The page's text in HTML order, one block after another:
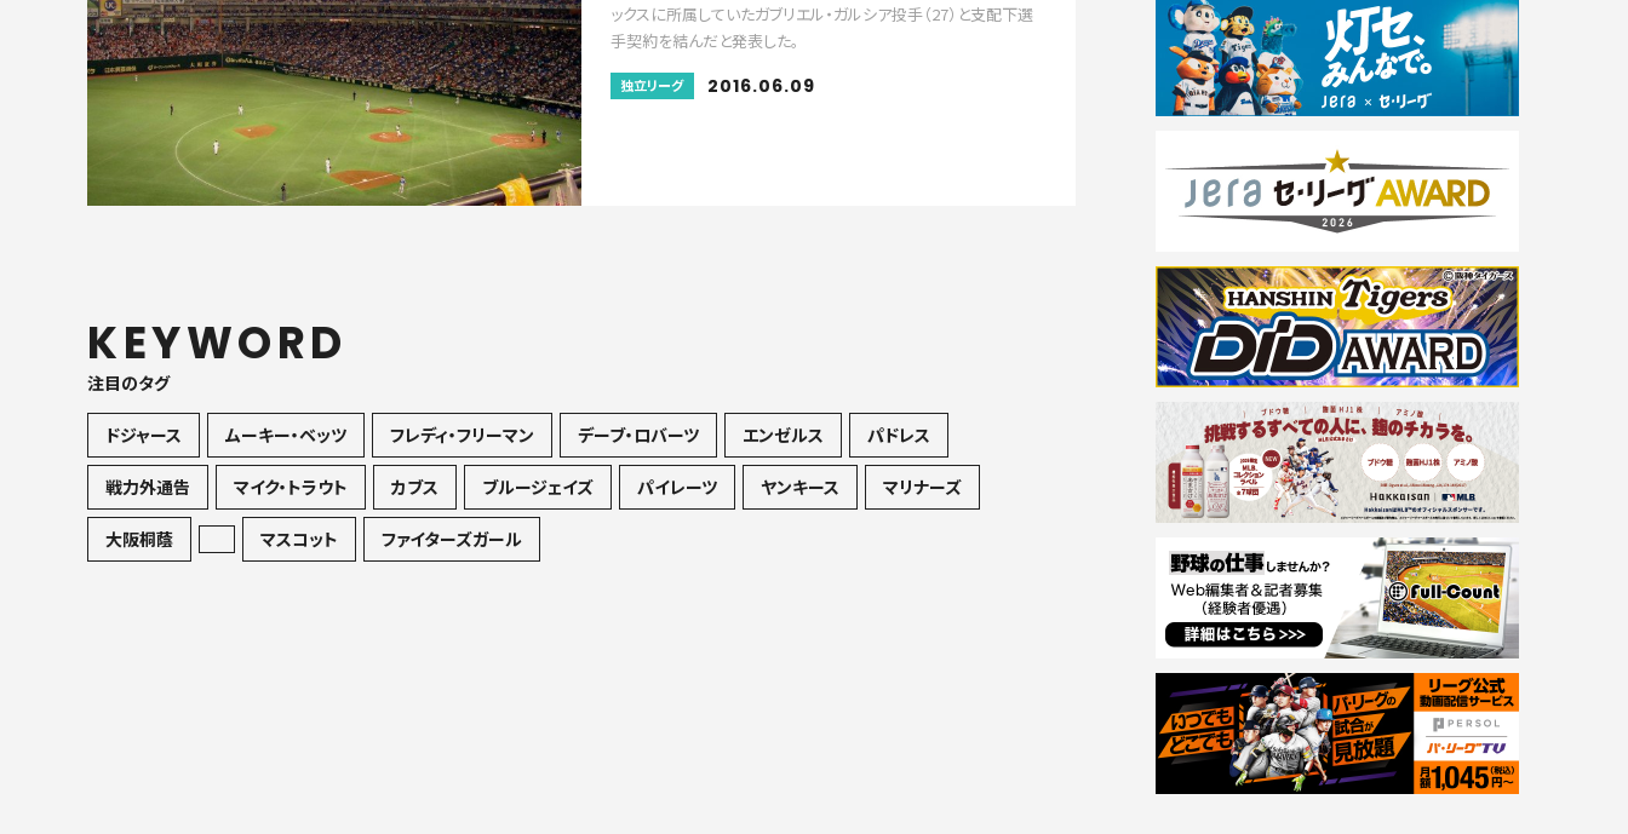
ックスに所属していたガブリエル・ガルシア投手（27）と支配下選
手契約を結んだと発表した。
独立リーグ 2016.06.09
KEYWORD
注目のタグ
ドジャース ムーキー・ベッツ フレディ・フリーマン デーブ・ロバーツ エンゼルス パドレス
戦力外通告 マイク・トラウト カブス ブルージェイズ パイレーツ ヤンキース マリナーズ
大阪桐蔭 マスコット ファイターズガール